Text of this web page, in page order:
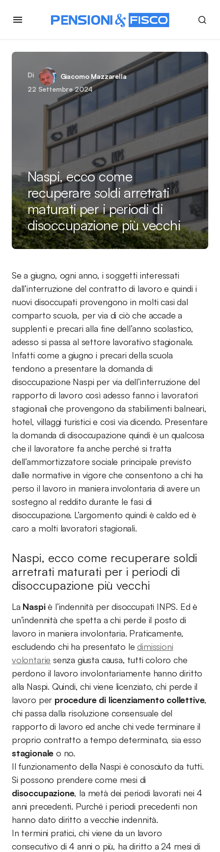
Di
Giacomo Mazzarella
22 Settembre 2024
Naspi, ecco come
recuperare soldi arretrati
maturati per i periodi di
disoccupazione più vecchi
Se a giugno, ogni anno, i soggetti interessati
dall’interruzione del contratto di lavoro e quindi i
nuovi disoccupati provengono in molti casi dal
comparto scuola, per via di ciò che accade a
supplenti e precari alla fine dell’anno scolastico,
adesso si passa al settore lavorativo stagionale.
Infatti come a giugno i precari della scuola
tendono a presentare la domanda di
disoccupazione Naspi per via dell’interruzione del
rapporto di lavoro così adesso fanno i lavoratori
stagionali che provengono da stabilimenti balneari,
hotel, villaggi turistici e così via dicendo. Presentare
la domanda di disoccupazione quindi è un qualcosa
che il lavoratore fa anche perché si tratta
dell’ammortizzatore sociale principale previsto
dalle normative in vigore che consentono a chi ha
perso il lavoro in maniera involontaria di avere un
sostegno al reddito durante le fasi di
disoccupazione. L’argomento quindi è caldo ed è
caro a molti lavoratori stagionali.
Naspi, ecco come recuperare soldi
arretrati maturati per i periodi di
disoccupazione più vecchi
La Naspiè l’indennità per disoccupati INPS. Ed è
un’indennità che spetta a chi perde il posto di
lavoro in maniera involontaria. Praticamente,
escludendo chi ha presentato ledimissioni
volontarie senza giusta causa, tutti coloro che
perdono il lavoro involontariamente hanno diritto
alla Naspi. Quindi, chi viene licenziato, chi perde il
lavoro per procedure di licenziamento collettive,
chi passa dalla risoluzione consensuale del
rapporto di lavoro ed anche chi vede terminare il
proprio contratto a tempo determinato, sia esso
stagionale o no.
Il funzionamento della Naspi è conosciuto da tutti.
Si possono prendere come mesi di
disoccupazione, la metà dei periodi lavorati nei 4
anni precedenti. Purché i periodi precedenti non
hanno dato diritto a vecchie indennità.
In termini pratici, chi viene da un lavoro
consecutivo di 4 anni o più, ha diritto a 24 mesi di